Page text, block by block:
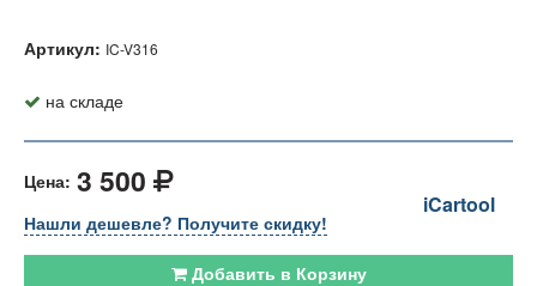
Артикул: IC-V316
на складе
Цена: 3 500
iCartool
Нашли дешевле? Получите скидку!
Добавить в Корзину